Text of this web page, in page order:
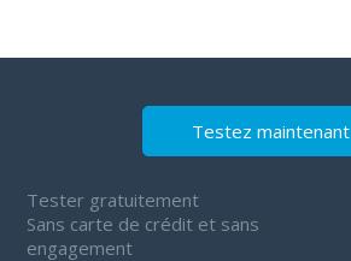
Testez maintenant
Tester gratuitement
Sans carte de crédit et sans
engagement